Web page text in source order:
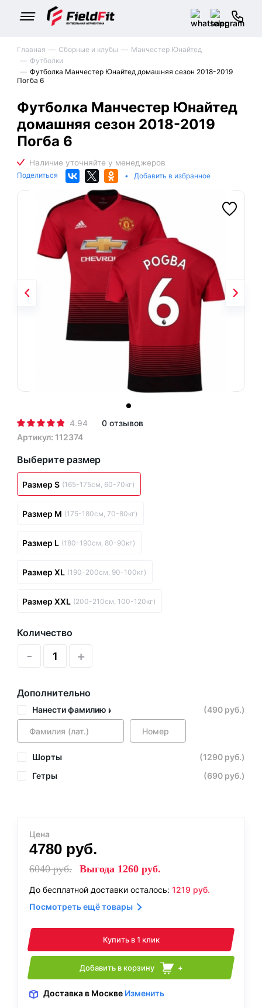
Главная Сборные и клубы
Манчестер Юнайтед
Футболки
Футболка Манчестер Юнайтед домашняя сезон 2018-2019
Погба 6
Футболка Манчестер Юнайтед
домашняя сезон 2018-2019
Погба 6
Поделиться • Добавить в избранное
4.94
0 отзывов
Артикул: 112374
Выберите размер
Размер S (165-175см, 60-70кг)
Размер M (175-180см, 70-80кг)
Размер L (180-190см, 80-90кг)
Размер XL (190-200см, 90-100кг)
Размер XXL (200-210см, 100-120кг)
Количество
- +
Дополнительно
Нанести фамилию и номер (490 руб.)
Шорты
(1290 руб.)
Гетры
(690 руб.)
Цена
4780 руб.
6040руб. Выгода 1260 руб.
До бесплатной доставки осталось: 1219 руб.
Посмотреть ещё товары
Купить в 1 клик
Добавить в корзину +
Доставка в Москве Изменить